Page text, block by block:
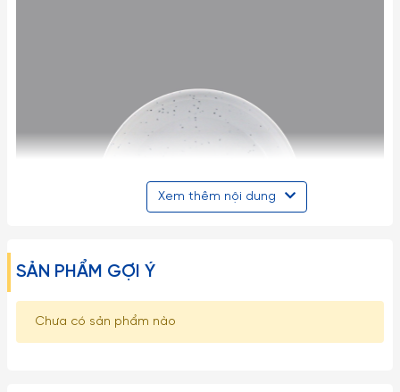
Xem thêm nội dung
SẢN PHẨM GỢI Ý
Chưa có sản phẩm nào